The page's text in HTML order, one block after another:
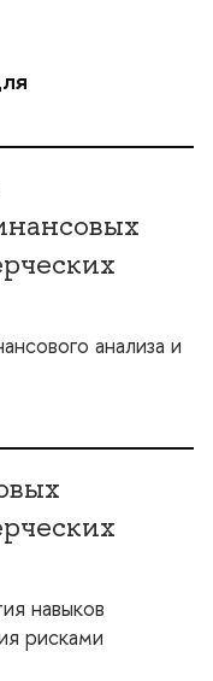
анализа и
навыко
рисками